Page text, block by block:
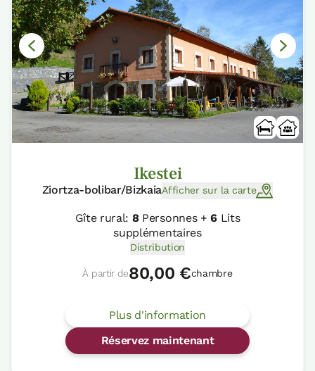
Ikestei
Ziortza-bolibar/BizkaiaAfficher sur la carte
Gîte rural: 8Personnes +6Lits
supplémentaires
Distribution
À partir de80,00 €chambre
Plus d'information
Réservez maintenant